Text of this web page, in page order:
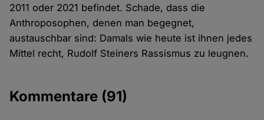
2011 oder 2021 befindet. Schade, dass die
Anthroposophen, denen man begegnet,
austauschbar sind: Damals wie heute ist ihnen jedes
Mittel recht, Rudolf Steiners Rassismus zu leugnen.
Kommentare (91)